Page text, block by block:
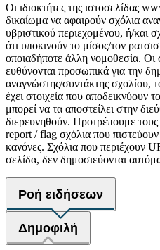
Οι ιδιοκτήτες της ιστοσελίδας
δικαίωμα να αφαιρούν σχόλια
υβριστικού περιεχομένου, ή/και
ότι υποκινούν το μίσος/τον
οποιαδήποτε άλλη νομοθεσία.
ευθύνονται προσωπικά για την
αναγνώστης/συντάκτης σχολίου,
έχει στοιχεία που αποδεικνύουν
μπορεί να τα αποστείλει στην
διερευνηθούν. Προτρέπουμε
report / flag σχόλια που
κανόνες. Σχόλια που περιέχουν
σελίδα, δεν δημοσιεύονται
Ροή ειδήσεων
Δημοφιλή